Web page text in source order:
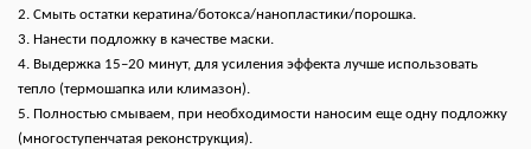
2. Смыть остатки кератина/ботокса/нанопластики/порошка.
3. Нанести подложку в качестве маски.
4. Выдержка 15–20 минут, для усиления эффекта лучше использовать
тепло (термошапка или климазон).
5. Полностью смываем, при необходимости наносим еще одну подложку
(многоступенчатая реконструкция).